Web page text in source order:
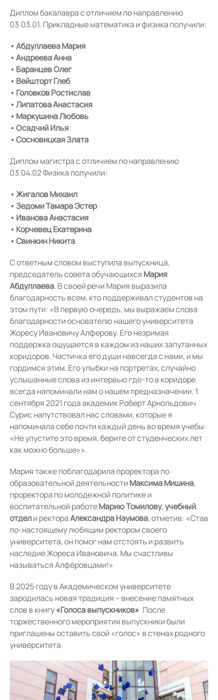
Диплом бакалавра с отличием по направлению
03.03.01. Прикладные математика и физика получили:
• Абдуллаева Мария
• Андреева Анна
• Баранцев Олег
• Вейшторт Глеб
• Головков Ростислав
• Липатова Анастасия
• Маркушина Любовь
• Осадчий Илья
• Сосновицкая Злата
Диплом магистра с отличием по направлению
03.04.02 Физика получили:
• Жигалов Михаил
• Зедоми Тамара Эстер
• Иванова Анастасия
• Корчевец Екатерина
• Свинкин Никита
С ответным словом выступила выпускница,
председатель совета обучающихся Мария
Абдуллаева. В своей речи Мария выразила
благодарность всем, кто поддерживал студентов на
этом пути: «В первую очередь, мы выражаем слова
благодарности основателю нашего университета
Жоресу Ивановичу Алферову. Его незримая
поддержка ощущается в каждом из наших запутанных
коридоров. Частичка его души навсегда с нами, и мы
гордимся этим. Его улыбки на портретах, случайно
услышанные слова из интервью где-то в коридоре
всегда напоминали нам о нашем предназначении. 1
сентября 2021 года академик Роберт Арнольдович
Сурис напутствовал нас словами, которые я
напоминала себе почти каждый день во время учебы:
«Не упустите это время, берите от студенческих лет
как можно больше»».
Мария также поблагодарила проректора по
образовательной деятельности Максима Мишина,
проректора по молодежной политике и
воспитательной работеМарию Томилову,учебный
отдели ректораАлександра Наумова, отметив: «Став
по-настоящему любящим ректором своего
университета, он помог нам отстоять и развить
наследие Жореса Ивановича. Мы счастливы
называться Алфёровцами!»
В 2025 году в Академическом университете
зародилась новая традиция – внесение памятных
слов в книгу«Голоса выпускников». После
торжественного мероприятия выпускники были
приглашены оставить свой «голос» в стенах родного
университета.